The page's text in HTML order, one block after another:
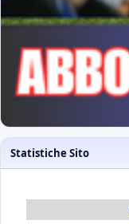
Statistiche Sito